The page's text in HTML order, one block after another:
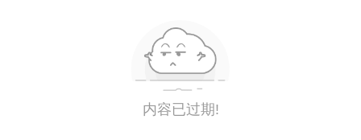
内容已过期!